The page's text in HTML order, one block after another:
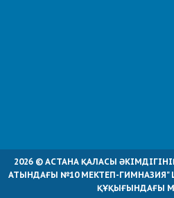
2026 © АСТАНА ҚАЛАСЫ
АТЫНДАҒЫ №10 МЕКТЕП-ГИМНАЗИЯ"
ҚҰҚЫҒЫНДАҒЫ